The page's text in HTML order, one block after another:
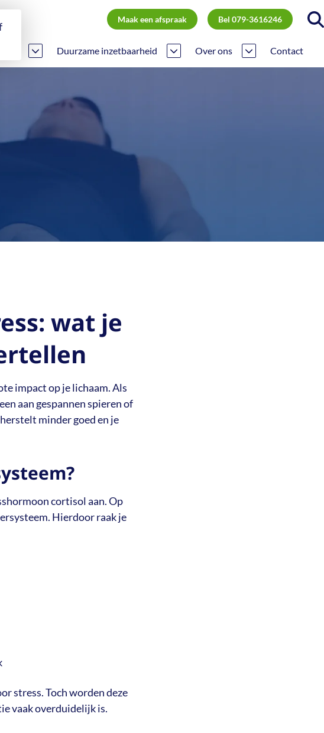
Maak een afspraak Bel 079-3616246
Duurzame inzetbaarheid
Preventie
Verzuim
Over ons Contact
wat je
impact op je lichaam. Als
aan gespannen spieren of
minder goed en je
cortisol aan. Op
Hierdoor raak je
stress. Toch worden deze
vaak overduidelijk is.